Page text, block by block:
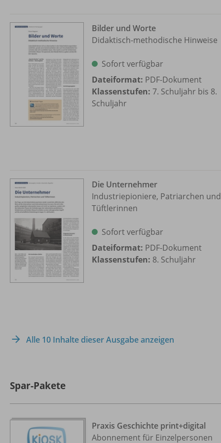
Bilder und Worte
Didaktisch-methodische Hinweise
Sofort verfügbar
Dateiformat: PDF-Dokument
Klassenstufen: 7. Schuljahr bis 8.
Schuljahr
Die Unternehmer
Industriepioniere, Patriarchen und
Tüftlerinnen
Sofort verfügbar
Dateiformat: PDF-Dokument
Klassenstufen: 8. Schuljahr
Alle 10 Inhalte dieser Ausgabe anzeigen
Spar-Pakete
Praxis Geschichte print+digital
Abonnement für Einzelpersonen